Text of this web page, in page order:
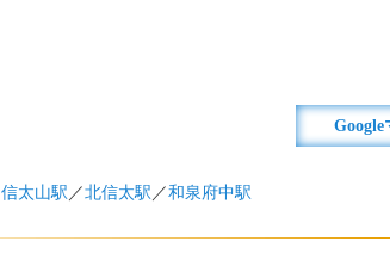
Google
信太山駅 ／北信太駅 ／和泉府中駅